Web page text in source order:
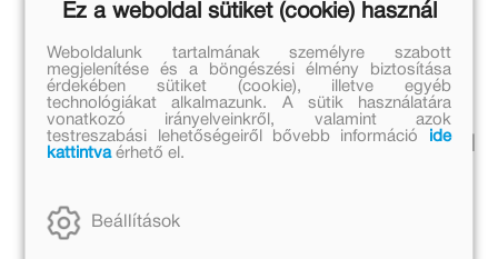
Janikovszky
Éva: Naplóm,
1938-1944
Könyvajánló
Részlet a gyerekkori és
Janikovszky Éva
és tizennyolc éves kora
„A Móra
menedékház
volt” – interjú
Janikovszky
János
kiadótulajdonossal
Ez a weboldal sütiket (cookie) használ
Weboldalunk tartalmának személyre szabott
megjelenítése és a böngészési élmény biztosítása
érdekében sütiket (cookie), illetve egyéb
technológiákat alkalmazunk. A sütik használatára
vonatkozó irányelveinkről, valamint azok
testreszabási lehetőségeiről bővebb információ
ide
kattintvaérhető el.
Beállítások